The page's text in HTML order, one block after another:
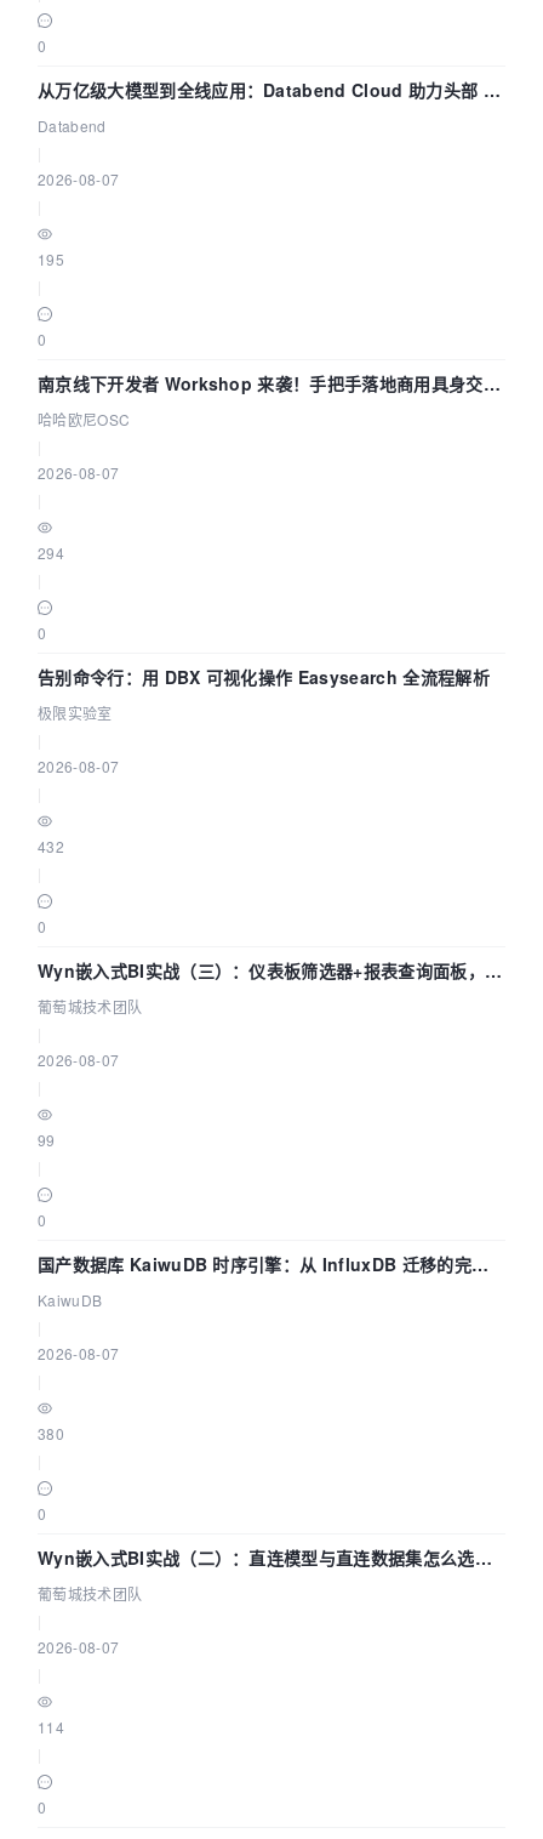
0
从万亿级大模型到全线应用：Databend Cloud 助力头部 AI
企业构建全链路 Trace 数据管道
Databend
2026-08-07
195
0
南京线下开发者 Workshop 来袭！手把手落地商用具身交互
智能 Agent 应用
哈哈欧尼OSC
2026-08-07
294
0
告别命令行：用 DBX 可视化操作 Easysearch 全流程解析
极限实验室
2026-08-07
432
0
Wyn嵌入式BI实战（三）：仪表板筛选器+报表查询面板，参
数联动全闭环
葡萄城技术团队
2026-08-07
99
0
国产数据库 KaiwuDB 时序引擎：从 InfluxDB 迁移的完整
技术路径
KaiwuDB
2026-08-07
380
0
Wyn嵌入式BI实战（二）：直连模型与直连数据集怎么选，
参数为什么不生效？| 葡萄城技术团队
葡萄城技术团队
2026-08-07
114
0